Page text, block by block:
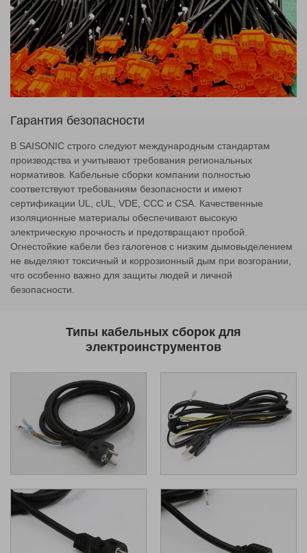
Гарантия безопасности
В SAISONIC строго следуют международным стандартам
производства и учитывают требования региональных
нормативов. Кабельные сборки компании полностью
соответствуют требованиям безопасности и имеют
сертификации UL, cUL, VDE, CCC и CSA. Качественные
изоляционные материалы обеспечивают высокую
электрическую прочность и предотвращают пробой.
Огнестойкие кабели без галогенов с низким дымовыделением
не выделяют токсичный и коррозионный дым при возгорании,
что особенно важно для защиты людей и личной
безопасности.
Типы кабельных сборок для
электроинструментов